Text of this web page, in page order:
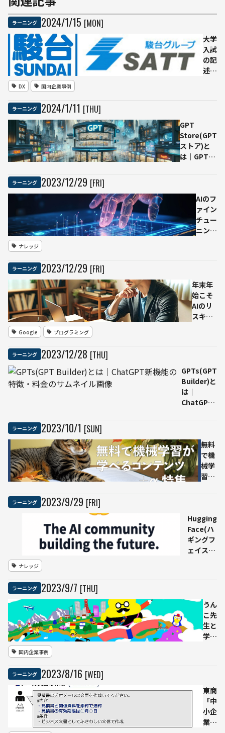
ラーニング 2024/1/15 [MON]
大学
入試
の記
述式
台、
AI学
習教
メ」
で特
許を
取得
DX 国内企業事例
ラーニング 2024/1/11 [THU]
GPT
Store(GPT
ストア)と
は｜GPTを
ラーニング 2023/12/29 [FRI]
AIのフ
ァイン
チュー
ニング
けの解
説と転
移学
習・
との違
い
ナレッジ
ラーニング 2023/12/29 [FRI]
年末年
始こそ
AIのリ
スキリ
め無料
講座を
一挙紹
介！ー
Google
認定資
格プロ
グラ
ジニア
リング
など
Google プログラミング
ラーニング 2023/12/28 [THU]
GPTs(GPT
Builder)と
は｜
ChatGPT
ラーニング 2023/10/1 [SUN]
無料
で機
械学
習が
ンツ
＋α
特集
2023
ラーニング 2023/9/29 [FRI]
Hugging
Face(ハ
ギングフ
ェイス)
る成長企
業 概要
と使い方
を解説
ナレッジ
ラーニング 2023/9/7 [THU]
うん
こ先
生と
学ぶ
方」
富士
通が
子ど
国内企業事例
ラーニング 2023/8/16 [WED]
東商
「中
小企
業の